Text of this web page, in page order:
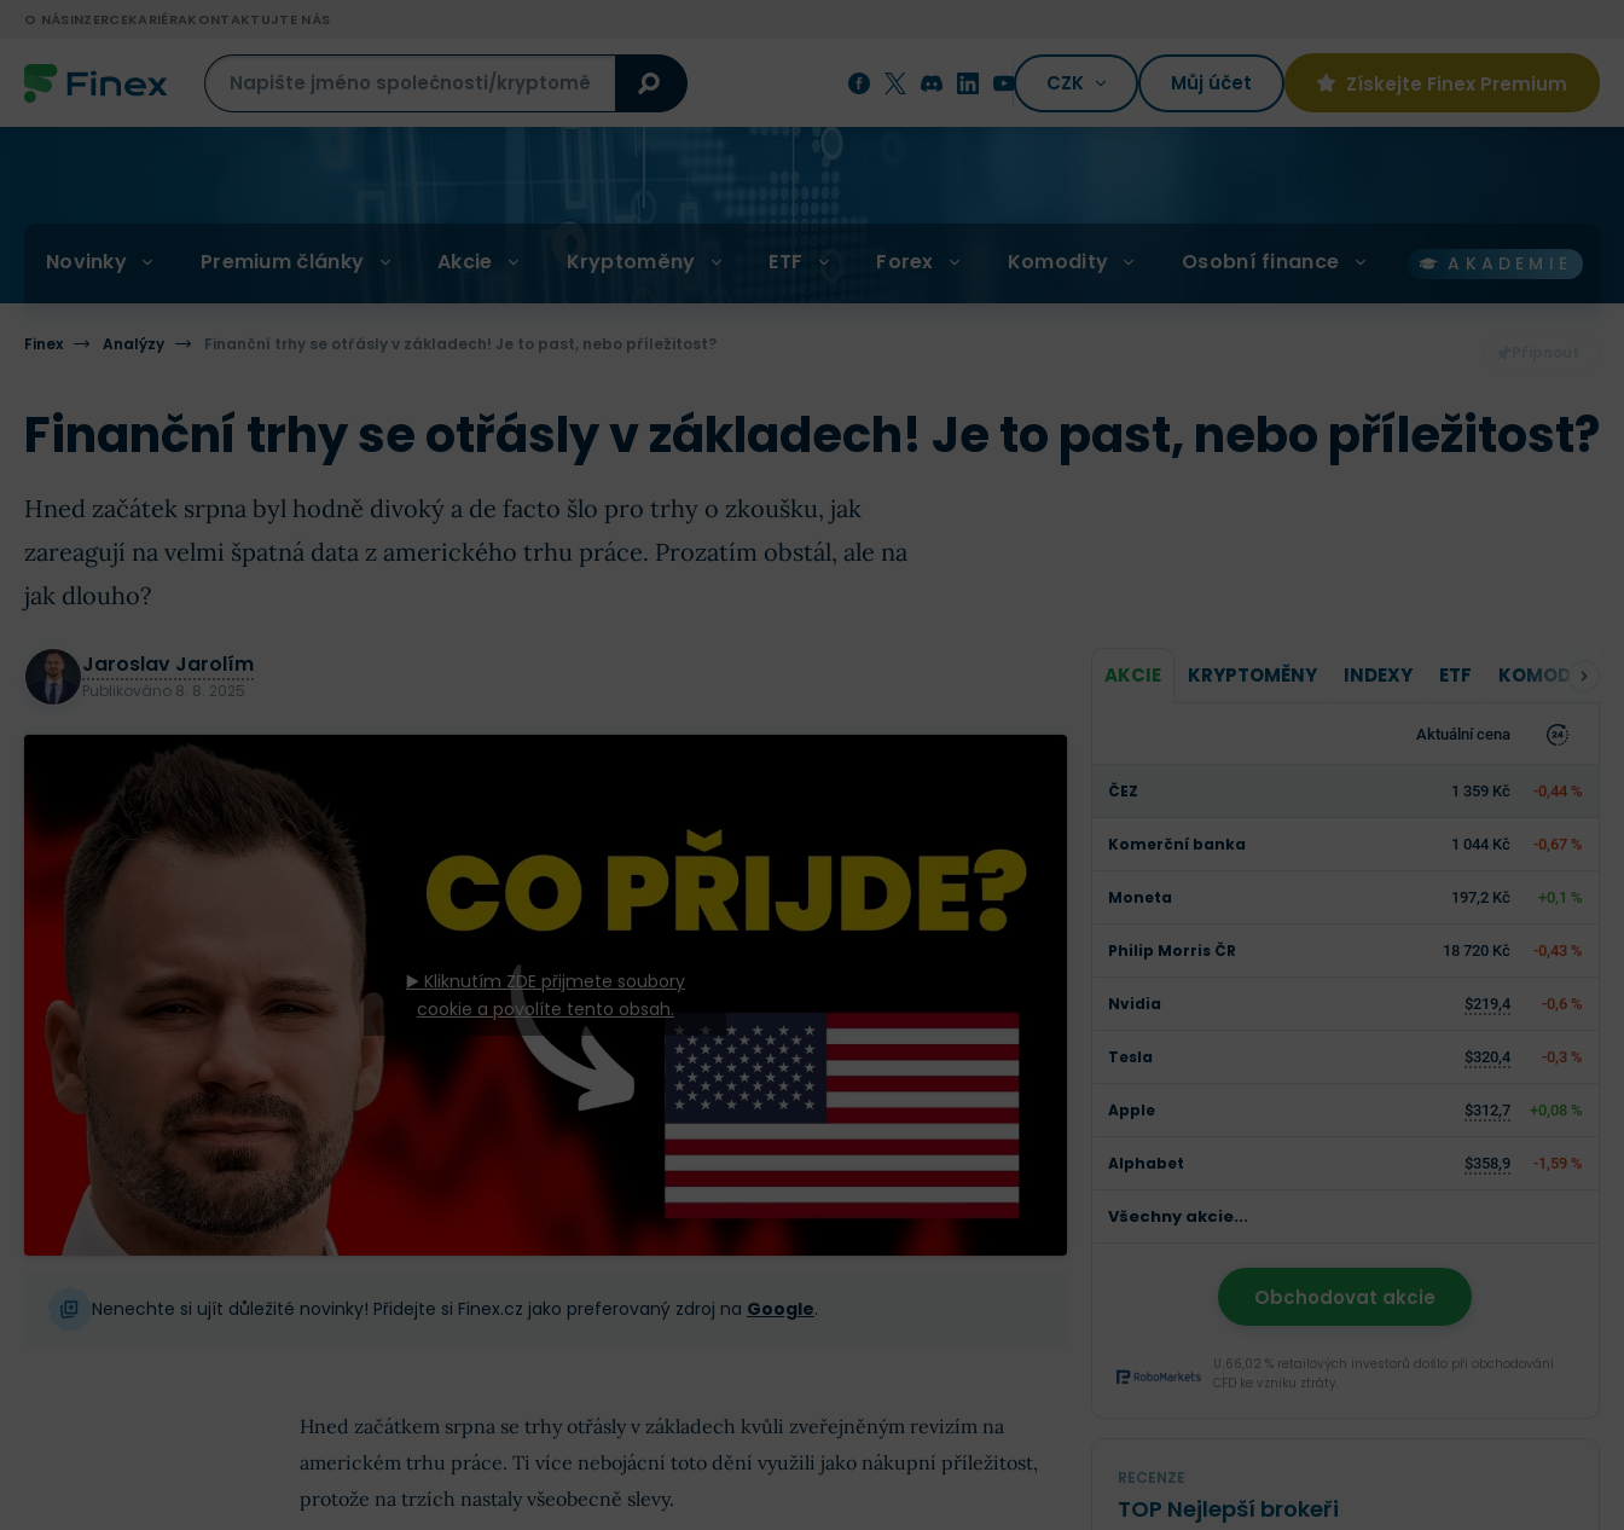
O NÁSINZERCEKARIÉRAKONTAKTUJTE NÁS
CZK Můj účet Získejte Finex Premium
Novinky Premium články Akcie Kryptoměny ETF Forex Komodity Osobní finance AKADEMIE
Finex Analýzy Finanční trhy se otřásly v základech! Je to past, nebo příležitost?
Finanční trhy se otřásly v základech! Je to past, nebo příležitost?
Hned začátek srpna byl hodně divoký a de facto šlo pro trhy o zkoušku, jak
zareagují na velmi špatná data z amerického trhu práce. Prozatím obstál, ale na
jak dlouho?
Jaroslav Jarolím
Publikováno 8. 8. 2025
▶️ Kliknutím ZDE přijmete soubory
cookie a povolíte tento obsah.
Nenechte si ujít důležité novinky! Přidejte si Finex.cz jako preferovaný zdroj na Google.
Hned začátkem srpna se trhy otřásly v základech kvůli zveřejněným revizím na
americkém trhu práce. Ti více nebojácní toto dění využili jako nákupní příležitost,
protože na trzích nastaly všeobecně slevy.
AKCIE KRYPTOMĚNY INDEXY ETF KOMODITY
Aktuální cena
ČEZ 1 359 Kč -0,44 %
Komerční banka 1 044 Kč -0,67 %
Moneta 197,2 Kč +0,1 %
Philip Morris ČR 18 720 Kč -0,43 %
Nvidia $219,4 -0,6 %
Tesla $320,4 -0,3 %
Apple $312,7 +0,08 %
Alphabet $358,9 -1,59 %
Všechny akcie...
Obchodovat akcie
U 66,02 % retailových investorů došlo při obchodování
CFD ke vzniku ztráty.
RECENZE
TOP Nejlepší brokeři